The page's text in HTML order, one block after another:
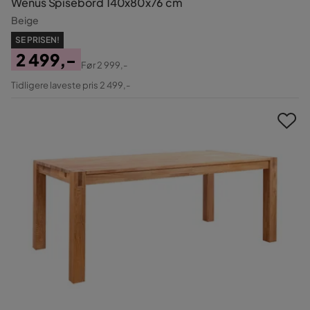
Beige
SE PRISEN!
Pris
2 499,-
Original
Før2 999,-
Tidligere laveste pris 2 499,-